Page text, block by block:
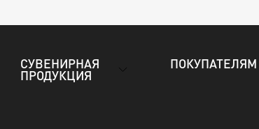
СУВЕНИРНАЯ
ПРОДУКЦИЯ
ПОКУПАТЕЛЯМ